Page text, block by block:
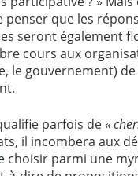
penser que les
seront également
cours aux
le gouvernement)
parfois de«
il incombera aux
choisir parmi une